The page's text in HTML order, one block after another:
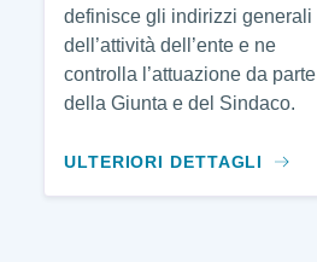
definisce gli indirizzi generali
dell’attività dell’ente e ne
controlla l’attuazione da parte
della Giunta e del Sindaco.
ULTERIORI DETTAGLI